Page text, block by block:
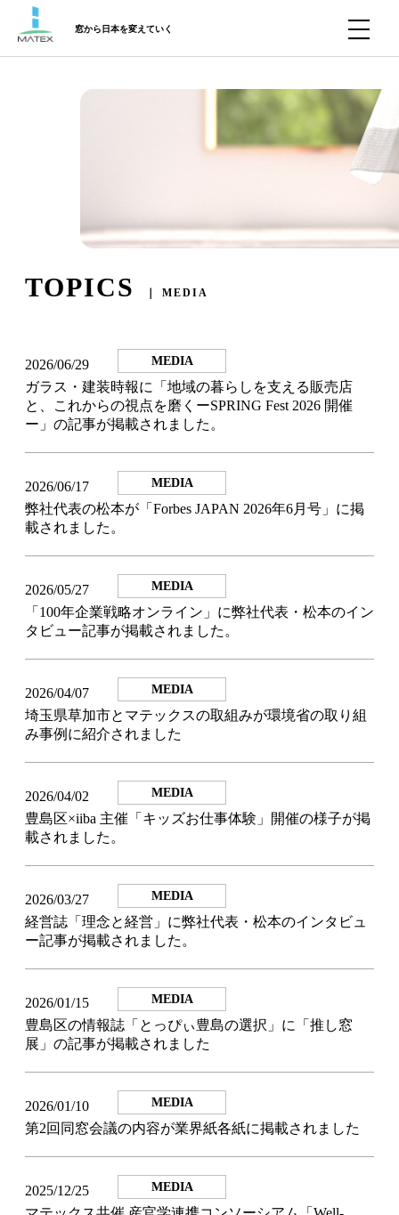
窓から日本を変えていく
TOPICS ｜ MEDIA
2026/06/29 MEDIA
ガラス・建装時報に「地域の暮らしを支える販売店
と、これからの視点を磨くーSPRING Fest 2026 開催
ー」の記事が掲載されました。
2026/06/17 MEDIA
弊社代表の松本が「Forbes JAPAN 2026年6月号」に掲
載されました。
2026/05/27 MEDIA
「100年企業戦略オンライン」に弊社代表・松本のイン
タビュー記事が掲載されました。
2026/04/07 MEDIA
埼玉県草加市とマテックスの取組みが環境省の取り組
み事例に紹介されました
2026/04/02 MEDIA
豊島区×iiba 主催「キッズお仕事体験」開催の様子が掲
載されました。
2026/03/27 MEDIA
経営誌「理念と経営」に弊社代表・松本のインタビュ
ー記事が掲載されました。
2026/01/15 MEDIA
豊島区の情報誌「とっぴぃ豊島の選択」に「推し窓
展」の記事が掲載されました
2026/01/10 MEDIA
第2回同窓会議の内容が業界紙各紙に掲載されました
2025/12/25 MEDIA